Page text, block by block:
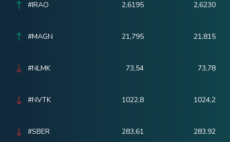
#IRAO 2,6195 2,6230
#MAGN 21,795 21,815
#NLMK 73,54 73,78
#NVTK 1022,8 1024,2
#SBER 283,61 283,92